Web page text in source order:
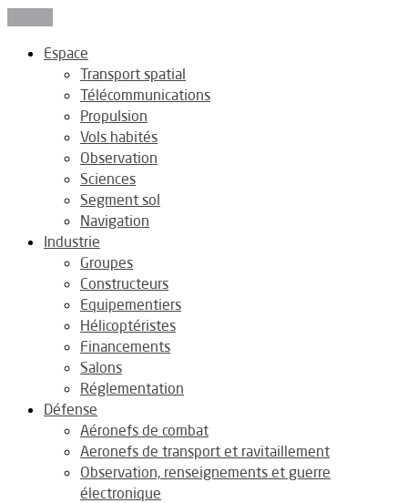
Espace
Transport spatial
Télécommunications
Propulsion
Vols habités
Observation
Sciences
Segment sol
Navigation
Industrie
Groupes
Constructeurs
Equipementiers
Hélicoptéristes
Financements
Salons
Réglementation
Défense
Aéronefs de combat
Aeronefs de transport et ravitaillement
Observation, renseignements et guerre
électronique